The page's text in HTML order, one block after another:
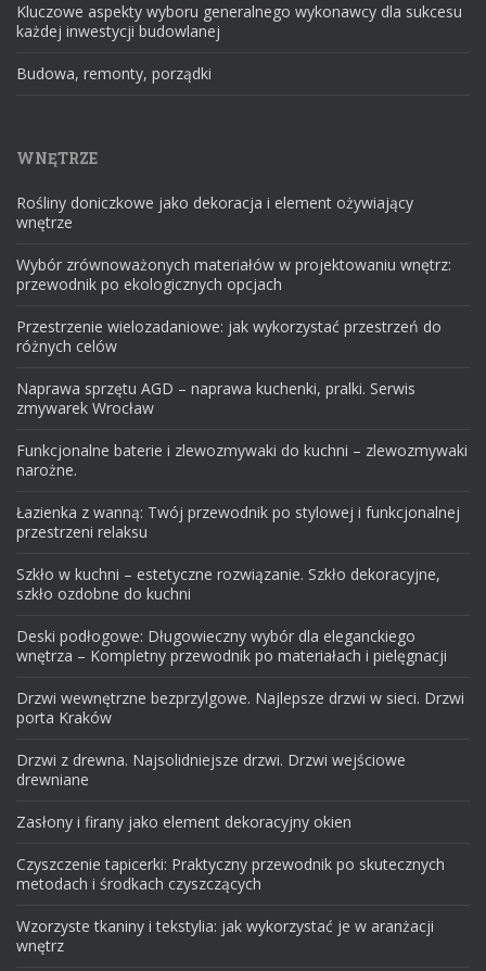
Kluczowe aspekty wyboru generalnego wykonawcy dla sukcesu
każdej inwestycji budowlanej
Budowa, remonty, porządki
WNĘTRZE
Rośliny doniczkowe jako dekoracja i element ożywiający
wnętrze
Wybór zrównoważonych materiałów w projektowaniu wnętrz:
przewodnik po ekologicznych opcjach
Przestrzenie wielozadaniowe: jak wykorzystać przestrzeń do
różnych celów
Naprawa sprzętu AGD – naprawa kuchenki, pralki. Serwis
zmywarek Wrocław
Funkcjonalne baterie i zlewozmywaki do kuchni – zlewozmywaki
narożne.
Łazienka z wanną: Twój przewodnik po stylowej i funkcjonalnej
przestrzeni relaksu
Szkło w kuchni – estetyczne rozwiązanie. Szkło dekoracyjne,
szkło ozdobne do kuchni
Deski podłogowe: Długowieczny wybór dla eleganckiego
wnętrza – Kompletny przewodnik po materiałach i pielęgnacji
Drzwi wewnętrzne bezprzylgowe. Najlepsze drzwi w sieci. Drzwi
porta Kraków
Drzwi z drewna. Najsolidniejsze drzwi. Drzwi wejściowe
drewniane
Zasłony i firany jako element dekoracyjny okien
Czyszczenie tapicerki: Praktyczny przewodnik po skutecznych
metodach i środkach czyszczących
Wzorzyste tkaniny i tekstylia: jak wykorzystać je w aranżacji
wnętrz